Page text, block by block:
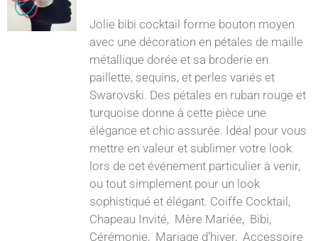
Jolie bibi cocktail forme bouton moyen
avec une décoration en pétales de maille
métallique dorée et sa broderie en
paillette, sequins, et perles variés et
Swarovski. Des pétales en ruban rouge et
turquoise donne à cette pièce une
élégance et chic assurée. Idéal pour vous
mettre en valeur et sublimer votre look
lors de cet événement particulier à venir,
ou tout simplement pour un look
sophistiqué et élégant. Coiffe Cocktail,
Chapeau Invité, Mère Mariée, Bibi,
Cérémonie, Mariage d’hiver, Accessoire